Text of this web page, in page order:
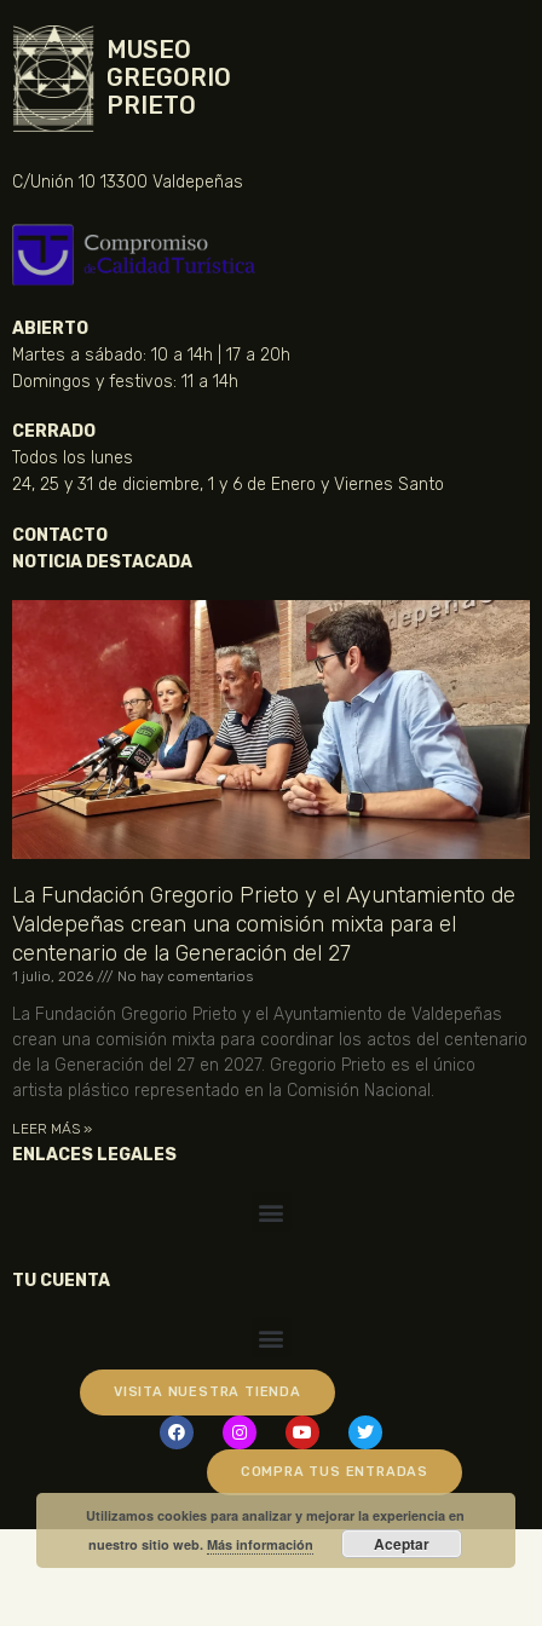
MUSEO
GREGORIO
PRIETO
C/Unión 10 13300 Valdepeñas
ABIERTO
Martes a sábado: 10 a 14h | 17 a 20h
Domingos y festivos: 11 a 14h
CERRADO
Todos los lunes
24, 25 y 31 de diciembre, 1 y 6 de Enero y Viernes Santo
CONTACTO
NOTICIA DESTACADA
La Fundación Gregorio Prieto y el Ayuntamiento de
Valdepeñas crean una comisión mixta para el
centenario de la Generación del 27
1 julio, 2026 No hay comentarios
La Fundación Gregorio Prieto y el Ayuntamiento de Valdepeñas
crean una comisión mixta para coordinar los actos del centenario
de la Generación del 27 en 2027. Gregorio Prieto es el único
artista plástico representado en la Comisión Nacional.
LEER MÁS »
ENLACES LEGALES
TU CUENTA
VISITA NUESTRA TIENDA
COMPRA TUS ENTRADAS
Utilizamos cookies para analizar y mejorar la experiencia en
nuestro sitio web.Más información Aceptar